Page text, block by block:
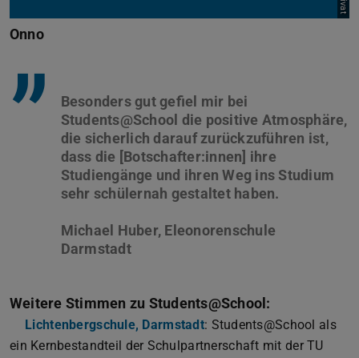
Onno
”
Besonders gut gefiel mir bei
Students@School die positive Atmosphäre,
die sicherlich darauf zurückzuführen ist,
dass die [Botschafter:innen] ihre
Studiengänge und ihren Weg ins Studium
sehr schülernah gestaltet haben.
Michael Huber, Eleonorenschule
Darmstadt
Weitere Stimmen zu Students@School:
Lichtenbergschule, Darmstadt: Students@School als
ein Kernbestandteil der Schulpartnerschaft mit der TU